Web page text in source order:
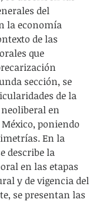
del
la economía
de las
que
sección, se
de la
en
poniendo
En la
describe la
en las etapas
y de vigencia del
se presentan las